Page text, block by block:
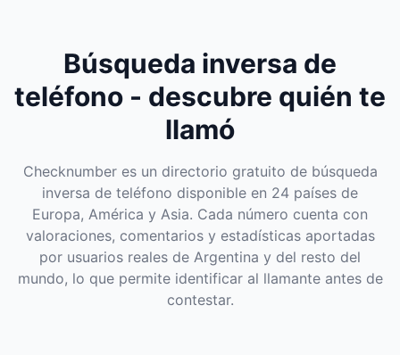
Búsqueda inversa de
teléfono - descubre quién te
llamó
Checknumber es un directorio gratuito de búsqueda
inversa de teléfono disponible en 24 países de
Europa, América y Asia. Cada número cuenta con
valoraciones, comentarios y estadísticas aportadas
por usuarios reales de Argentina y del resto del
mundo, lo que permite identificar al llamante antes de
contestar.